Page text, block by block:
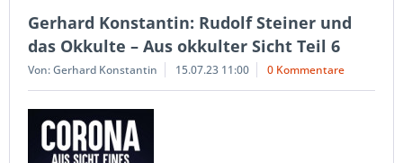
Gerhard Konstantin: Rudolf Steiner und
das Okkulte – Aus okkulter Sicht Teil 6
Von: Gerhard Konstantin 15.07.23 11:00 0 Kommentare